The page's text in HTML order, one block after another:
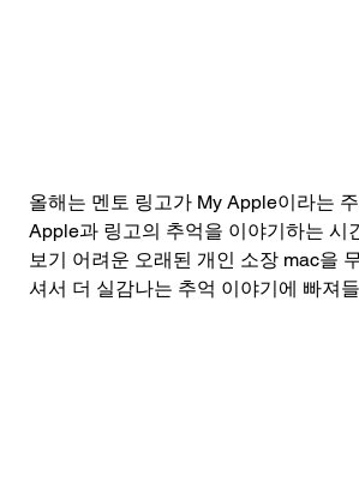
올해는 멘토 링고가 My Apple이라는
Apple과 링고의 추억을 이야기하는 시
보기 어려운 오래된 개인 소장 mac을
셔서 더 실감나는 추억 이야기에 빠져